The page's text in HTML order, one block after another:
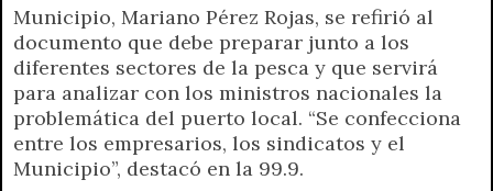
t
s
A
p
p
e
g
r
a
m
t
t
e
r
e
b
o
o
k
s
e
n
g
e
r
y
L
i
n
k
i
l
n
t
F
r
i
e
n
Municipio, Mariano Pérez Rojas, se refirió al
documento que debe preparar junto a los
diferentes sectores de la pesca y que servirá
para analizar con los ministros nacionales la
problemática del puerto local. “Se confecciona
entre los empresarios, los sindicatos y el
Municipio”, destacó en la 99.9.